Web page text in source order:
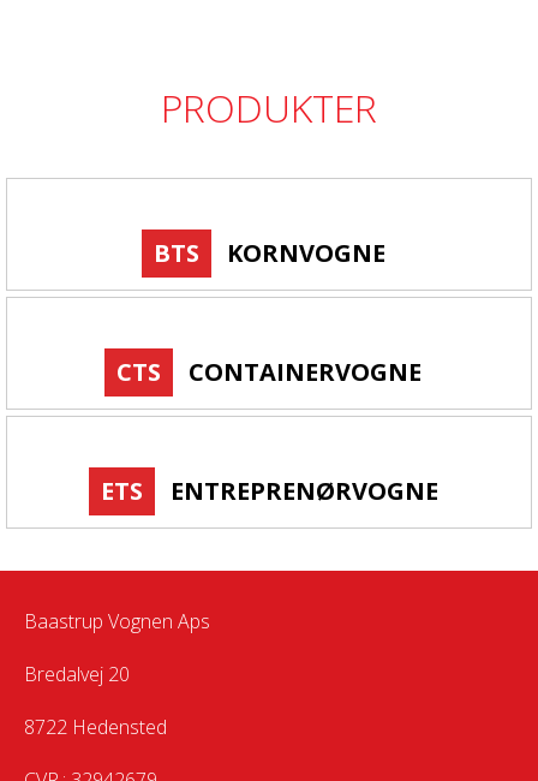
PRODUKTER
BTS KORNVOGNE
CTS CONTAINERVOGNE
ETS ENTREPRENØRVOGNE
Baastrup Vognen Aps
Bredalvej 20
8722 Hedensted